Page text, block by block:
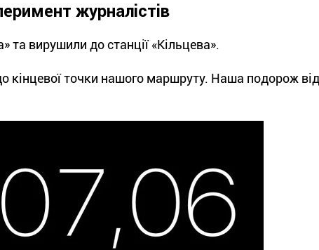
журналістів
та вирушили до станції «Кільцева».
кінцевої точки нашого маршруту. Наша подорож